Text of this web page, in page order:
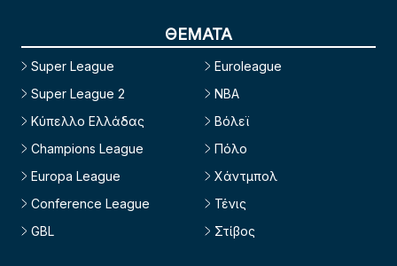
ΘΕΜΑΤΑ
Super League
Super League 2
Κύπελλο Ελλάδας
Champions League
Europa League
Conference League
GBL
Euroleague
NBA
Βόλεϊ
Πόλο
Χάντμπολ
Τένις
Στίβος